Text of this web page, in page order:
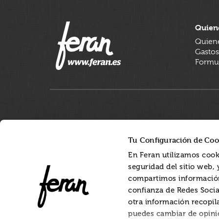
Tu Configuración de
En Feran utilizamos
seguridad del sitio web,
compartimos
confianza de Redes
otra información
puedes cambiar de